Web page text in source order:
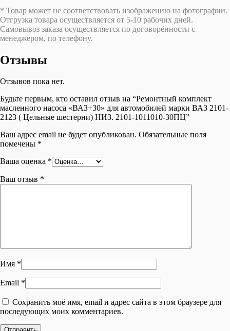
* Товар может не соответствовать изображению на фотографии.
Отгрузка товара осуществляется от 5-10 рабочих дней.
Самовывоз заказа осуществляется по договорённости с
менеджером, по телефону.
Отзывы
Отзывов пока нет.
Будьте первым, кто оставил отзыв на “Ремонтный комплект
масленного насоса «ВАЗ+30» для автомобилей марки ВАЗ 2101-
2123 ( Цельные шестерни) НИЗ. 2101-1011010-30ПЦ”
Ваш адрес email не будет опубликован. Обязательные поля
помечены *
Ваша оценка *
Ваш отзыв *
Имя *
Email *
Сохранить моё имя, email и адрес сайта в этом браузере для
последующих моих комментариев.